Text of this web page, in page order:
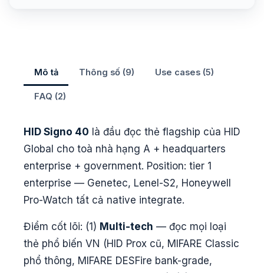
Mô tả Thông số (9) Use cases (5)
FAQ (2)
HID Signo 40 là đầu đọc thẻ flagship của HID
Global cho toà nhà hạng A + headquarters
enterprise + government. Position: tier 1
enterprise — Genetec, Lenel-S2, Honeywell
Pro-Watch tất cả native integrate.
Điểm cốt lõi: (1) Multi-tech — đọc mọi loại
thẻ phổ biến VN (HID Prox cũ, MIFARE Classic
phổ thông, MIFARE DESFire bank-grade,